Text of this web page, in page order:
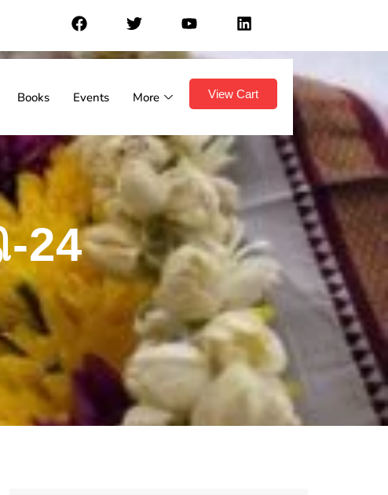
View Cart
Books Events More
24